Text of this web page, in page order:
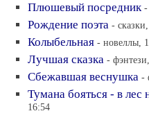
Плюшевый посредник -
Рождение поэта -
Колыбельная - новеллы,
Лучшая сказка -
Сбежавшая веснушка -
Тумана бояться - в лес
16:54